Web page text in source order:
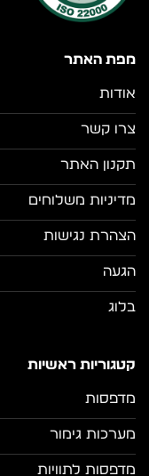
מפת האתר
אודות
צרו קשר
תקנון האתר
מדיניות משלוחים
הצהרת נגישות
הגעה
בלוג
קטגוריות ראשיות
מדפסות
מערכות גימור
מדפסות לתוויות